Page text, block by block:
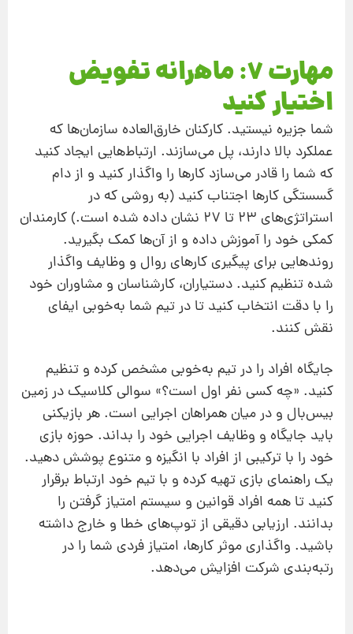
مهارت 7: ماهرانه تفویض
اختیار کنید
شما جزیره نیستید. کارکنان خارق‌العاده سازمان‌ها که
عملکرد بالا دارند، پل می‌سازند. ارتباط‌هایی ایجاد کنید
که شما را قادر می‌سازد کارها را واگذار کنید و از دام
گسستگی کارها اجتناب کنید (به روشی که در
استراتژی‌های 23 تا 27 نشان داده شده است.) کارمندان
کمکی خود را آموزش داده و از آن‌ها کمک بگیرید.
روندهایی برای پیگیری کارهای روال و وظایف واگذار
شده تنظیم کنید. دستیاران، کارشناسان و مشاوران خود
را با دقت انتخاب کنید تا در تیم شما به‌خوبی ایفای
نقش کنند.
جایگاه افراد را در تیم به‌خوبی مشخص کرده و تنظیم
کنید. «چه کسی نفر اول است؟» سوالی کلاسیک در زمین
بیس‌بال و در میان همراهان اجرایی است. هر بازیکنی
باید جایگاه و وظایف اجرایی خود را بداند. حوزه بازی
خود را با ترکیبی از افراد با انگیزه و متنوع پوشش دهید.
یک راهنمای بازی تهیه کرده و با تیم خود ارتباط برقرار
کنید تا همه افراد قوانین و سیستم امتیاز گرفتن را
بدانند. ارزیابی دقیقی از توپ‌های خطا و خارج داشته
باشید. واگذاری موثر کارها، امتیاز فردی شما را در
رتبه‌بندی شرکت افزایش می‌دهد.